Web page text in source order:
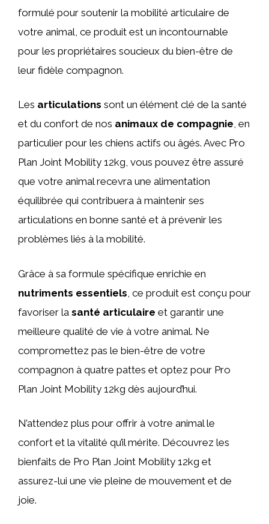
formulé pour soutenir la mobilité articulaire de
votre animal, ce produit est un incontournable
pour les propriétaires soucieux du bien-être de
leur fidèle compagnon.
Les articulations sont un élément clé de la santé
et du confort de nos animaux de compagnie, en
particulier pour les chiens actifs ou âgés. Avec Pro
Plan Joint Mobility 12kg, vous pouvez être assuré
que votre animal recevra une alimentation
équilibrée qui contribuera à maintenir ses
articulations en bonne santé et à prévenir les
problèmes liés à la mobilité.
Grâce à sa formule spécifique enrichie en
nutriments essentiels , ce produit est conçu pour
favoriser la santé articulaire et garantir une
meilleure qualité de vie à votre animal. Ne
compromettez pas le bien-être de votre
compagnon à quatre pattes et optez pour Pro
Plan Joint Mobility 12kg dès aujourd’hui.
N’attendez plus pour offrir à votre animal le
confort et la vitalité qu’il mérite. Découvrez les
bienfaits de Pro Plan Joint Mobility 12kg et
assurez-lui une vie pleine de mouvement et de
joie.